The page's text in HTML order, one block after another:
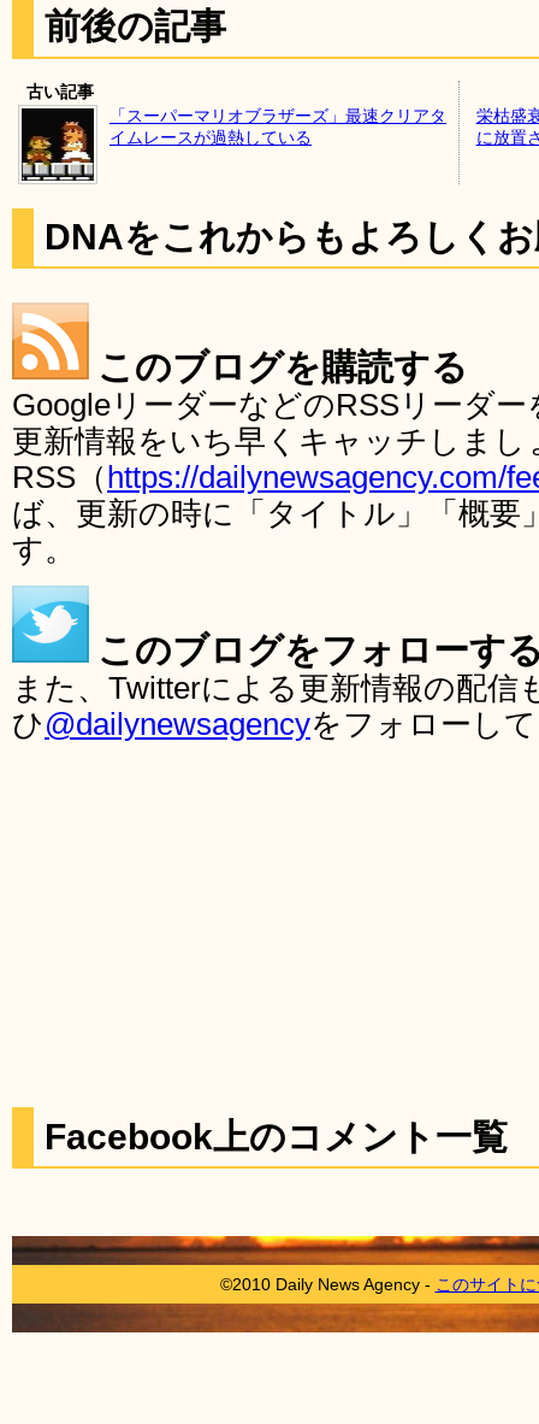
前後の記事
古い記事
「スーパーマリオブラザーズ」最速クリアタ
イムレースが過熱している
栄枯盛
に放置
DNAをこれからもよろしく
このブログを購読する
GoogleリーダーなどのRSSリーダ
更新情報をいち早くキャッチしま
RSS（ https://dailynewsagency.com/
ば、更新の時に「タイトル」「概要
す。
このブログをフォローす
また、Twitterによる更新情報の配
ひ@dailynewsagencyをフォローし
Facebook上のコメント一覧
©2010 Daily News Agency - このサイト